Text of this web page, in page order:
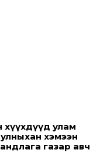
хүүхдүүд улам
хэмээн
газар авч